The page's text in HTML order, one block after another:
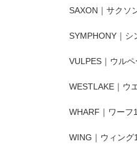
SAXON｜サクソ
SYMPHONY｜シ
VULPES｜ウルペ
WESTLAKE｜ウ
WHARF｜ワーフ1
WING｜ウィング1